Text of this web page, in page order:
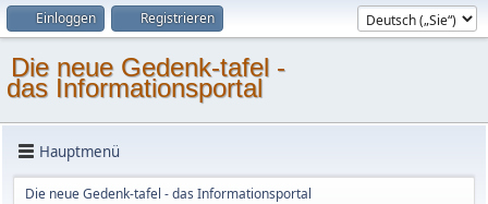
Einloggen Registrieren
Die neue Gedenk-tafel -
das Informationsportal
Hauptmenü
Die neue Gedenk-tafel - das Informationsportal